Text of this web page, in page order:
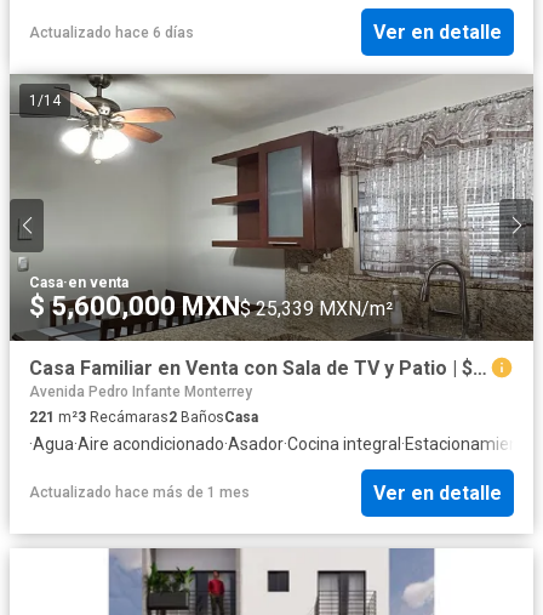
Actualizado hace 6 días Ver en detalle
1 /14
Casa·en venta
$ 5,600,000 MXN$ 25,339 MXN/m²
Casa Familiar en Venta con Sala de TV y Patio | $5,800,000
Avenida Pedro Infante Monterrey
221 m²3 Recámaras2 BañosCasa
·Agua·Aire acondicionado·Asador·Cocina integral·Estacionamiento
Actualizado hace más de 1 mes Ver en detalle